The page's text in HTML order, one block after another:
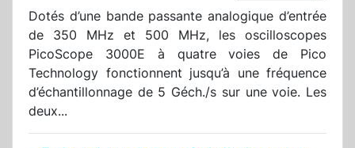
Dotés d’une bande passante analogique d’entrée
de 350 MHz et 500 MHz, les oscilloscopes
PicoScope 3000E à quatre voies de Pico
Technology fonctionnent jusqu’à une fréquence
d’échantillonnage de 5 Géch./s sur une voie. Les
deux...